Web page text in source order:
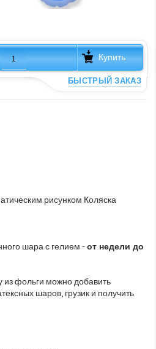
Купить
БЫСТРЫЙ ЗАКАЗ
рисунком Коляска
шара с гелием -от недели до
фольги можно добавить
шаров, грузик и получить